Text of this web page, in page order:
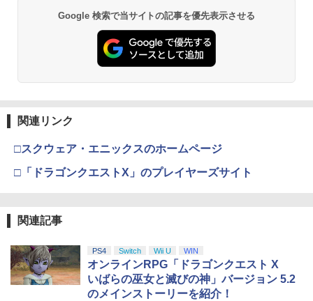
Google 検索で当サイトの記事を優先表示させる
関連リンク
□スクウェア・エニックスのホームページ
□「ドラゴンクエストX」のプレイヤーズサイト
関連記事
PS4 Switch Wii U WIN
オンラインRPG「ドラゴンクエスト X
いばらの巫女と滅びの神」バージョン 5.2
のメインストーリーを紹介！